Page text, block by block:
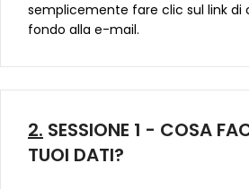
semplicemente fare clic sul link di
fondo alla e-mail.
2. SESSIONE 1 - COSA
TUOI DATI?